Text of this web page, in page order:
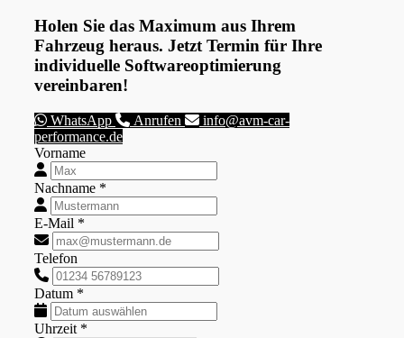
Holen Sie das Maximum aus Ihrem
Fahrzeug heraus. Jetzt Termin für Ihre
individuelle Softwareoptimierung
vereinbaren!
WhatsApp Anrufen
info@avm-car-
performance.de
Vorname
Nachname *
E-Mail *
Telefon
Datum *
Uhrzeit *